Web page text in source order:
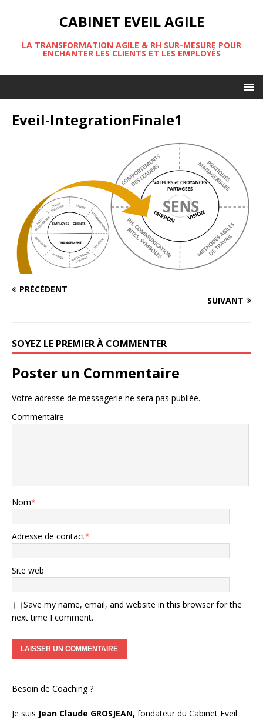
CABINET EVEIL AGILE
LA TRANSFORMATION AGILE & RH SUR-MESURE POUR
ENCHANTER LES CLIENTS ET LES EMPLOYÉS
Eveil-IntegrationFinale1
PRÉCÉDENT
SUIVANT
SOYEZ LE PREMIER À COMMENTER
Poster un Commentaire
Votre adresse de messagerie ne sera pas publiée.
Commentaire
Nom*
Adresse de contact*
Site web
Save my name, email, and website in this browser for the
next time I comment.
Besoin de Coaching ?
Je suis Jean Claude GROSJEAN, fondateur du Cabinet Eveil